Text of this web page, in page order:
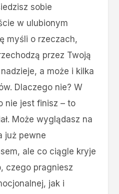
sobie
w ulubionym
myśli o rzeczach,
przez Twoją
a może i kilka
Dlaczego nie? W
nie jest finisz – to
Może wyglądasz na
już pewne
ale co ciągle kryje
czego pragniesz
jak i